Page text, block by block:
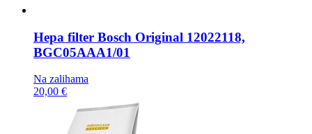
Hepa filter Bosch Original 12022118,
BGC05AAA1/01
Na zalihama
20,00 €